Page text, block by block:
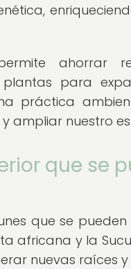
ahorrar
para
práctica
ampliar nuestro
que se
que se
africana y la
nuevas raíces